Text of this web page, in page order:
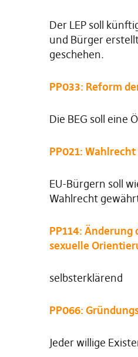
Der LEP soll
und Bürger
geschehen.
PP033: Reform
Die BEG soll eine
PP021:
EU-Bürgern soll
Wahlrecht
PP114: Änderung
sexuelle
selbsterklärend
PP066:
Jeder willige